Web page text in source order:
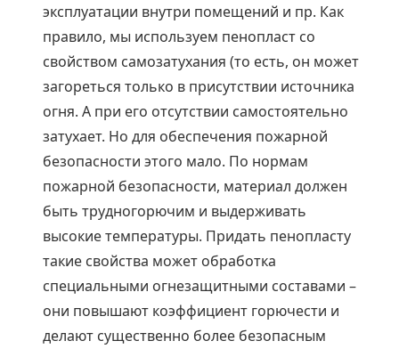
эксплуатации внутри помещений и пр. Как
правило, мы используем пенопласт со
свойством самозатухания (то есть, он может
загореться только в присутствии источника
огня. А при его отсутствии самостоятельно
затухает. Но для обеспечения пожарной
безопасности этого мало. По нормам
пожарной безопасности, материал должен
быть трудногорючим и выдерживать
высокие температуры. Придать пенопласту
такие свойства может обработка
специальными огнезащитными составами –
они повышают коэффициент горючести и
делают существенно более безопасным